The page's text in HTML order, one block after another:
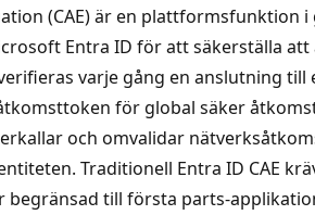
(CAE) är en plattformsfunktion
Entra ID för att säkerställa
varje gång en anslutning till
för global säker
och omvalidar
Traditionell Entra ID CAE
till första parts-